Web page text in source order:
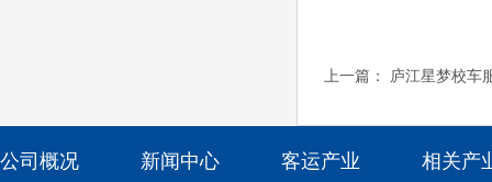
上一篇： 庐江星梦校车
公司概况 新闻中心 客运产业 相关产